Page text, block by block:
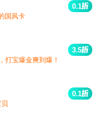
国风卡
0.1
打宝爆金爽到爆！
3.5
0.1